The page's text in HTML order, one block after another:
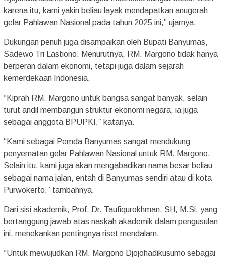
karena itu, kami yakin beliau layak mendapatkan anugerah
gelar Pahlawan Nasional pada tahun 2025 ini,” ujarnya.
Dukungan penuh juga disampaikan oleh Bupati Banyumas,
Sadewo Tri Lastiono. Menurutnya, RM. Margono tidak hanya
berperan dalam ekonomi, tetapi juga dalam sejarah
kemerdekaan Indonesia.
“Kiprah RM. Margono untuk bangsa sangat banyak, selain
turut andil membangun struktur ekonomi negara, ia juga
sebagai anggota BPUPKI,” katanya.
“Kami sebagai Pemda Banyumas sangat mendukung
penyematan gelar Pahlawan Nasional untuk RM. Margono.
Selain itu, kami juga akan mengabadikan nama besar beliau
sebagai nama jalan, entah di Banyumas sendiri atau di kota
Purwokerto,” tambahnya.
Dari sisi akademik, Prof. Dr. Taufiqurokhman, SH, M.Si, yang
bertanggung jawab atas naskah akademik dalam pengusulan
ini, menekankan pentingnya riset mendalam.
“Untuk mewujudkan RM. Margono Djojohadikusumo sebagai